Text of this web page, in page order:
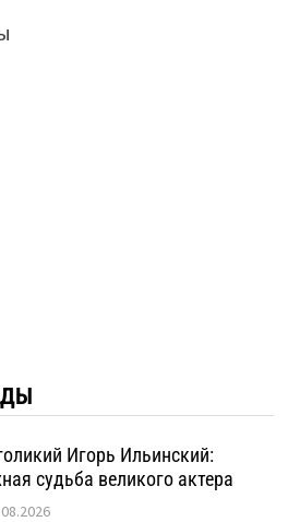
Игорь Ильинский:
судьба великого актера